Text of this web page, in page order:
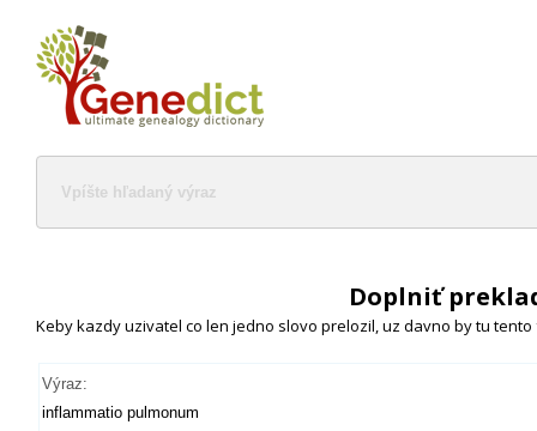
Doplniť
Keby kazdy uzivatel co len jedno slovo prelozil, uz davno by tu
Výraz:
inflammatio pulmonum